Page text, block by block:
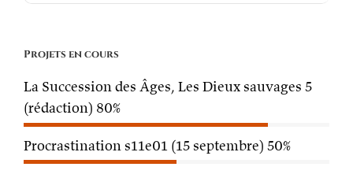
Projets en cours
La Succession des Âges, Les Dieux sauvages 5
(rédaction) 80%
Procrastination s11e01 (15 septembre) 50%